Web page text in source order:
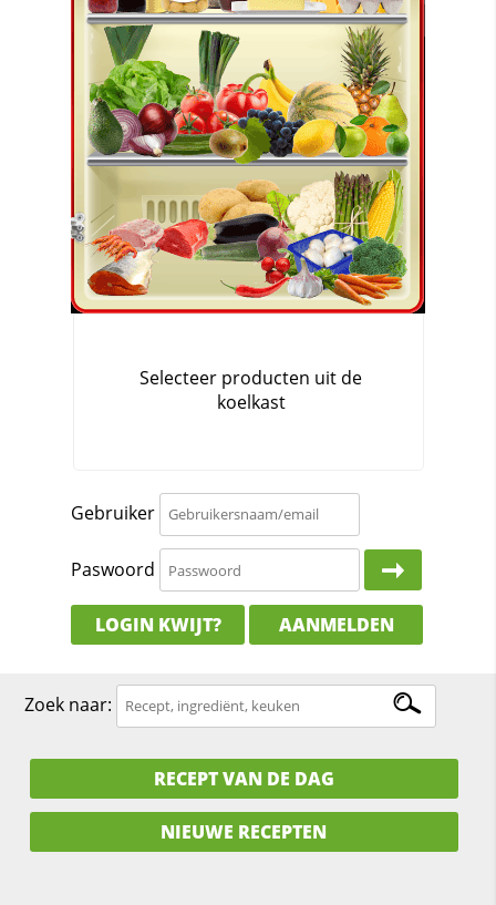
Gebruiker
Paswoord
LOGIN KWIJT? AANMELDEN
Zoek naar:
RECEPT VAN DE DAG
NIEUWE RECEPTEN